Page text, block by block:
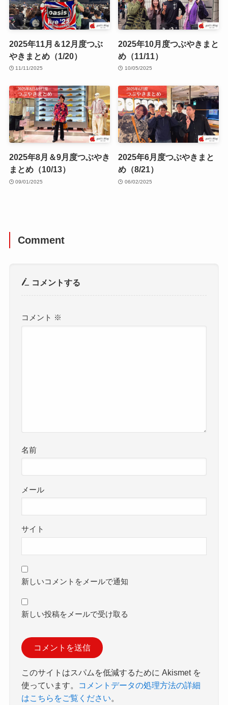
2025年11月＆12月度つぶ
やきまとめ（1/20）
11/11/2025
2025年10月度つぶやきまと
め（11/11）
10/05/2025
2025年8月＆9月度つぶやき
まとめ（10/13）
09/01/2025
2025年6月度つぶやきまと
め（8/21）
06/02/2025
Comment
コメントする
コメント ※
名前
メール
サイト
新しいコメントをメールで通知
新しい投稿をメールで受け取る
このサイトはスパムを低減するために Akismet を
使っています。
コメントデータの処理方法の詳細
はこちらをご覧ください。